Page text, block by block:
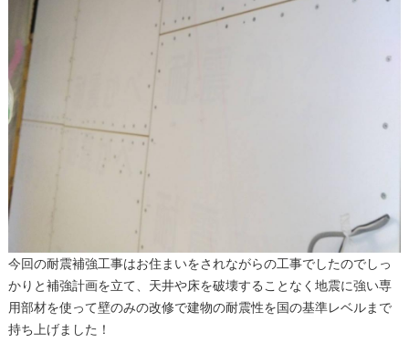
今回の耐震補強工事はお住まいをされながらの工事でしたのでしっ
かりと補強計画を立て、天井や床を破壊することなく地震に強い専
用部材を使って壁のみの改修で建物の耐震性を国の基準レベルまで
持ち上げました！